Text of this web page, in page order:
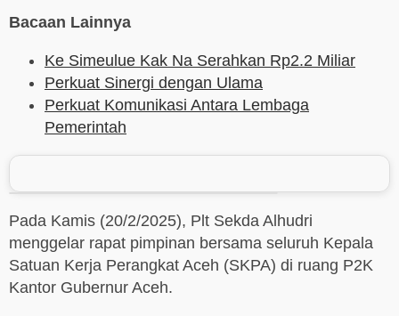
Bacaan Lainnya
Ke Simeulue Kak Na Serahkan Rp2.2 Miliar
Perkuat Sinergi dengan Ulama
Perkuat Komunikasi Antara Lembaga
Pemerintah
Pada Kamis (20/2/2025), Plt Sekda Alhudri
menggelar rapat pimpinan bersama seluruh Kepala
Satuan Kerja Perangkat Aceh (SKPA) di ruang P2K
Kantor Gubernur Aceh.